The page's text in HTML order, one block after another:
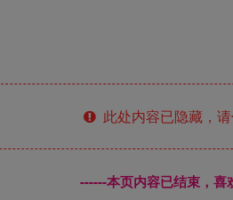
此处内容已隐藏，
------本页内容已结束，喜